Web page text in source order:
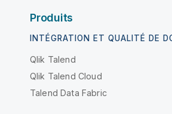
Produits
INTÉGRATION ET QUALITÉ DE
Qlik Talend
Qlik Talend Cloud
Talend Data Fabric